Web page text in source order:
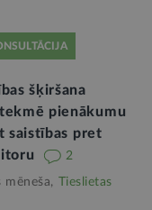
šķiršana
pienākumu
saistības pret
2
mēneša, Tieslietas